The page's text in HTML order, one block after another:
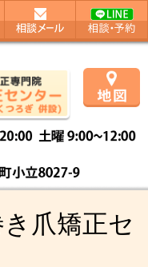
爪矯正セ